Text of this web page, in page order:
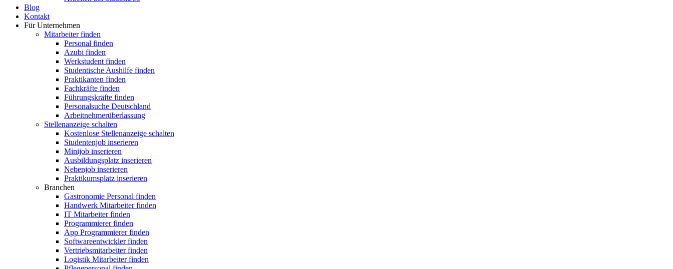
Blog
Kontakt
Für Unternehmen
Mitarbeiter finden
Personal finden
Azubi finden
Werkstudent finden
Studentische Aushilfe finden
Praktikanten finden
Fachkräfte finden
Führungskräfte finden
Personalsuche Deutschland
Arbeitnehmerüberlassung
Stellenanzeige schalten
Kostenlose Stellenanzeige schalten
Studentenjob inserieren
Minijob inserieren
Ausbildungsplatz inserieren
Nebenjob inserieren
Praktikumsplatz inserieren
Branchen
Gastronomie Personal finden
Handwerk Mitarbeiter finden
IT Mitarbeiter finden
Programmierer finden
App Programmierer finden
Softwareentwickler finden
Vertriebsmitarbeiter finden
Logistik Mitarbeiter finden